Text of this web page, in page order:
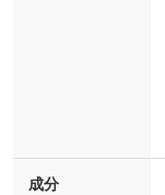
成分